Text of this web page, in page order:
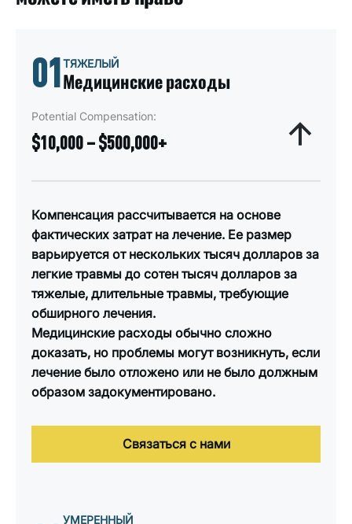
01ТЯЖЕЛЫЙ
Медицинские расходы
Potential Compensation:
$10,000 – $500,000+
Компенсация рассчитывается на основе
фактических затрат на лечение. Ее размер
варьируется от нескольких тысяч долларов за
легкие травмы до сотен тысяч долларов за
тяжелые, длительные травмы, требующие
обширного лечения.
Медицинские расходы обычно сложно
доказать, но проблемы могут возникнуть, если
лечение было отложено или не было должным
образом задокументировано.
Связаться с нами
УМЕРЕННЫЙ